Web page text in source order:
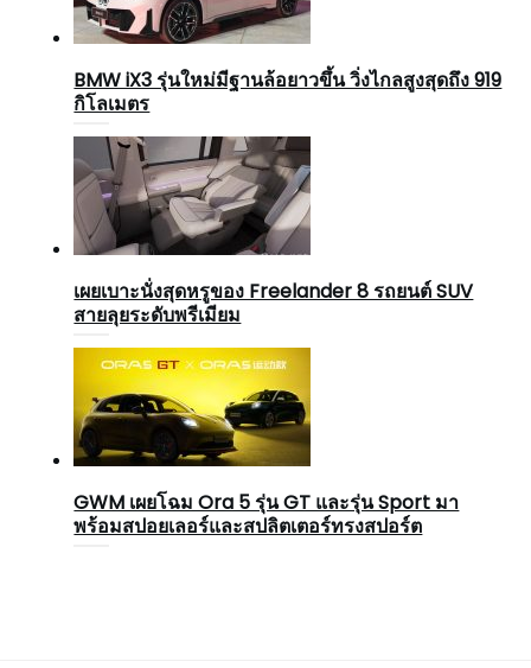
BMW iX3 รุ่นใหม่มีฐานล้อยาวขึ้น วิ่งไกลสูงสุดถึง 919
กิโลเมตร
เผยเบาะนั่งสุดหรูของ Freelander 8 รถยนต์ SUV
สายลุยระดับพรีเมียม
GWM เผยโฉม Ora 5 รุ่น GT และรุ่น Sport มา
พร้อมสปอยเลอร์และสปลิตเตอร์ทรงสปอร์ต